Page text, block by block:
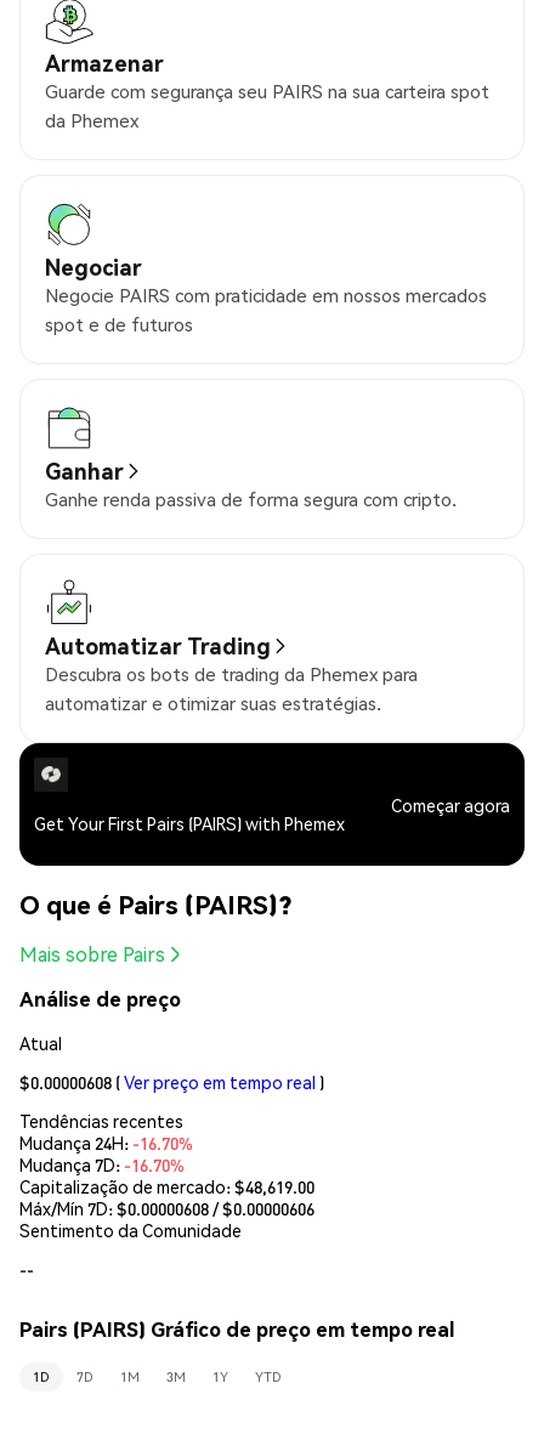
Armazenar
Guarde com segurança seu PAIRS na sua carteira spot
da Phemex
Negociar
Negocie PAIRS com praticidade em nossos mercados
spot e de futuros
Ganhar
Ganhe renda passiva de forma segura com cripto.
Automatizar Trading
Descubra os bots de trading da Phemex para
automatizar e otimizar suas estratégias.
Get Your First Pairs (PAIRS) with Phemex
Começar agora
O que é Pairs (PAIRS)?
Mais sobre Pairs
Análise de preço
Atual
$0.00000608 (Ver preço em tempo real )
Tendências recentes
Mudança 24H: -16.70%
Mudança 7D: -16.70%
Capitalização de mercado:$48,619.00
Máx/Mín 7D: $0.00000608/ $0.00000606
Sentimento da Comunidade
--
Pairs (PAIRS) Gráfico de preço em tempo real
1D 7D 1M 3M 1Y YTD